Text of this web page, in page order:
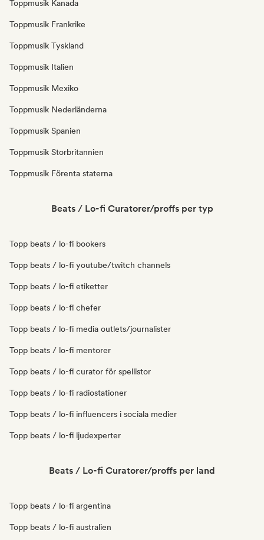
Toppmusik Kanada
Toppmusik Frankrike
Toppmusik Tyskland
Toppmusik Italien
Toppmusik Mexiko
Toppmusik Nederländerna
Toppmusik Spanien
Toppmusik Storbritannien
Toppmusik Förenta staterna
Beats / Lo-fi Curatorer/proffs per typ
Topp beats / lo-fi bookers
Topp beats / lo-fi youtube/twitch channels
Topp beats / lo-fi etiketter
Topp beats / lo-fi chefer
Topp beats / lo-fi media outlets/journalister
Topp beats / lo-fi mentorer
Topp beats / lo-fi curator för spellistor
Topp beats / lo-fi radiostationer
Topp beats / lo-fi influencers i sociala medier
Topp beats / lo-fi ljudexperter
Beats / Lo-fi Curatorer/proffs per land
Topp beats / lo-fi argentina
Topp beats / lo-fi australien